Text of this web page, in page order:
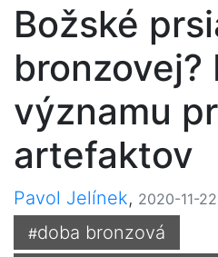
Božské
bronzovej?
významu
artefaktov
Pavol Jelínek, 2020-11-
#doba bronzová